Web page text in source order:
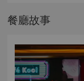
餐廳故事